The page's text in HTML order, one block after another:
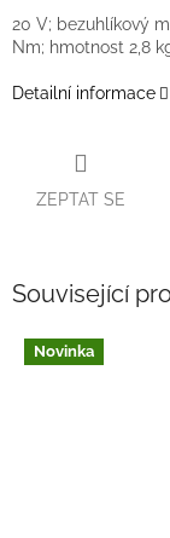
20 V; bezuhlíkový
Nm; hmotnost 2,8
Detailní informace
ZEPTAT SE
Související
Novinka